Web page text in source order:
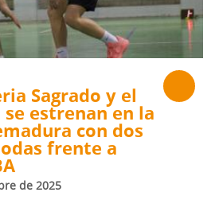
Sagrado y el
estrenan en la
con dos
frente a
de 2025